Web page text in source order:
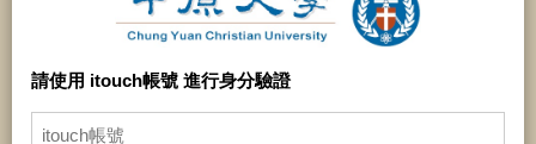
請使用 itouch帳號 進行身分驗證